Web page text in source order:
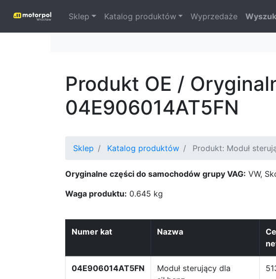
Sklep Katalog produktów Wyprzedaże
Produkt OE /
04E906014AT5FN
Sklep Katalog produktów Produkt: Moduł
Oryginalne części do samochodów grupy VAG: VW,
Waga produktu: 0.645 kg
Numer kat Nazwa
04E906014AT5FN
Moduł sterujący dla